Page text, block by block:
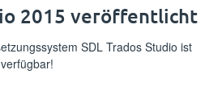
2015 veröffentlicht
SDL Trados Studio ist